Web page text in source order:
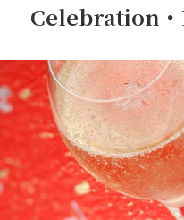
Celebration